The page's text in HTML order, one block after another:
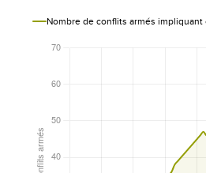
Nombre de conflits armés impliquant